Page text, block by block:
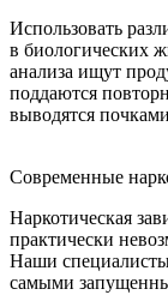
Использовать
в биологических
анализа ищут
поддаются
выводятся
Современные
Наркотическая
практически
Наши
самыми